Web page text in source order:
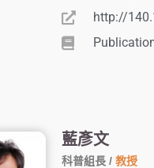
http://
藍彥文
科普組長 / 教授